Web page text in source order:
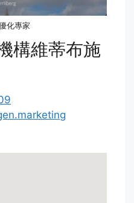
化專家
構維蒂布施